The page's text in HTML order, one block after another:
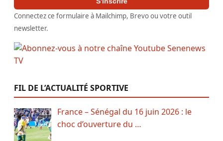
Connectez ce formulaire à Mailchimp, Brevo ou votre outil
newsletter.
FIL DE L’ACTUALITÉ SPORTIVE
France – Sénégal du 16 juin 2026 : le
choc d’ouverture du …